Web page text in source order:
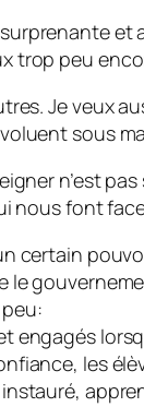
et
trop peu
Je veux
sous
n’est
nous font
certain
le
engagés
les